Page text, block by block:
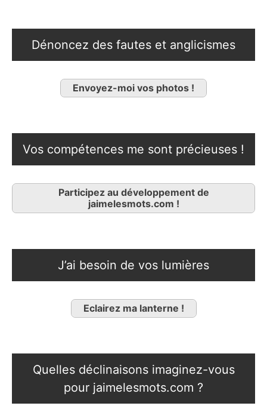
Dénoncez des fautes et anglicismes
Envoyez-moi vos photos !
Vos compétences me sont précieuses !
Participez au développement de
jaimelesmots.com !
J’ai besoin de vos lumières
Eclairez ma lanterne !
Quelles déclinaisons imaginez-vous
pour jaimelesmots.com ?